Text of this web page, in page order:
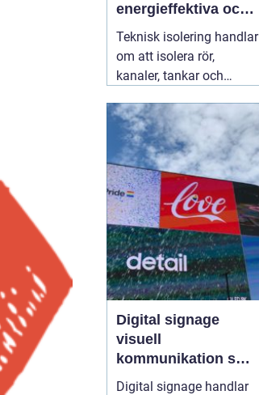
energieffektiva och
säkra installationer
Teknisk isolering handlar
om att isolera rör,
kanaler, tankar och
byggnader och
industrier. Syftet är att
spara energi, skapa
jämnare inomhusklimat
och öka säkerheten. När
företag arbetar
strukturerat07 augusti
2026
Digital signage
visuell
kommunikation som
fångar blicken
Digital signage handlar